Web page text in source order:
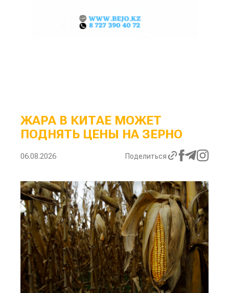
ЖАРА В КИТАЕ МОЖЕТ
ПОДНЯТЬ ЦЕНЫ НА ЗЕРНО
06.08.2026 Поделиться